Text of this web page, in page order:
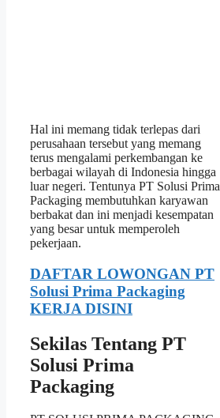
Hal ini memang tidak terlepas dari
perusahaan tersebut yang memang
terus mengalami perkembangan ke
berbagai wilayah di Indonesia hingga
luar negeri. Tentunya PT Solusi Prima
Packaging membutuhkan karyawan
berbakat dan ini menjadi kesempatan
yang besar untuk memperoleh
pekerjaan.
DAFTAR LOWONGAN PT
Solusi Prima Packaging
KERJA DISINI
Sekilas Tentang PT
Solusi Prima
Packaging